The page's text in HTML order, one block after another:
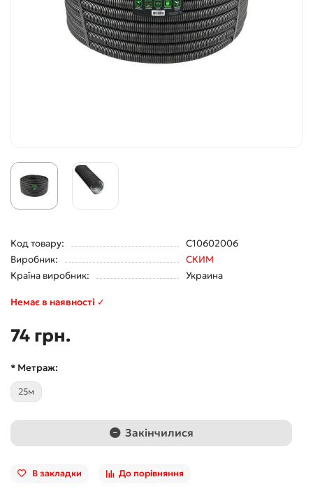
Код товару:
С10602006
Виробник:
СКИМ
Країна виробник:
Украина
Немає в наявності ✓
74 грн.
* Метраж:
25м
Закінчилися
В закладки До порівняння